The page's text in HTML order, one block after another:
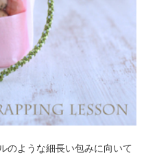
のような細長い包みに向いて